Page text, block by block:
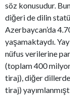
söz konusudur.
diğeri de dilin
Azerbaycan’da
yaşamaktaydı.
nüfus verilerine
(toplam 400
tiraj), diğer
tiraj)